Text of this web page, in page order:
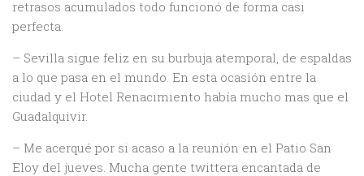
retrasos acumulados todo funcionó de forma casi
perfecta.
– Sevilla sigue feliz en su burbuja atemporal, de espaldas
a lo que pasa en el mundo. En esta ocasión entre la
ciudad y el Hotel Renacimiento había mucho mas que el
Guadalquivir.
– Me acerqué por si acaso a la reunión en el Patio San
Eloy del jueves. Mucha gente twittera encantada de